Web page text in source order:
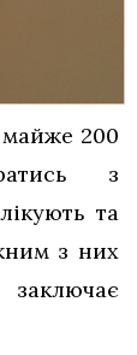
майже 200
з
та
з них